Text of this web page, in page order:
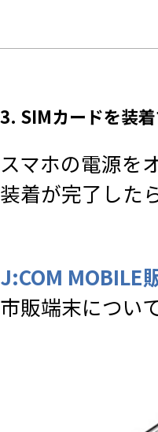
3. SIMカードを装
スマホの電源を
装着が完了した
J:COM MOBILE
市販端末につい